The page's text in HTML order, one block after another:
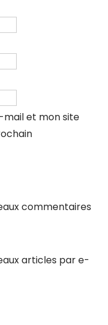
mail et mon site
commentaires
articles par e-